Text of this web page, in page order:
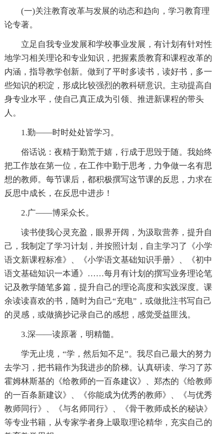
(一)关注教育改革与发展的动态和趋向，学习教育理
论专著。
立足自我专业发展和学校事业发展，有计划有针对性
地学习相关理论和专业知识，把握素质教育和课程改革的
内涵，指导教学创新。做到了平时多读书，读好书，多一
些知识的积淀，形成比较强烈的教科研意识。主动提高自
身专业水平，使自己真正成为引领、推进新课程的带头
人。
1.勤——时时处处皆学习。
俗话说：夜精于勤荒于嬉，行成于思毁于随。我始终
把工作放在第一位，在工作中勤于思考，力争做一名有思
想的教师。每节课后，都积极撰写这节课的反思，力求在
反思中成长，在反思中进步！
2.广——博采众长。
读书使我心灵充盈，眼界开阔，为汲取营养，提升自
己，我制定了学习计划，并按照计划，自主学习了《小学
语文新课程标准》、《小学语文基础知识手册》、《初中
语文基础知识一本通》……每月有计划的撰写业务理论笔
记及教学随笔多篇，提升自己的理论高度和实践深度。课
余读读喜欢的书，随时为自己“充电”，或做批注书写自己
的灵感，或做摘抄记录自己的感想，感觉受益匪浅。
3.深——读原著，明精髓。
学无止境，“学，然后知不足”。我尽自己最大的努力
去学习，把书籍作为我进步的阶梯。认真研读、学习了苏
霍姆林斯基的《给教师的一百条建议》、郑杰的《给教师
的一百条新建议》、《你能成为优秀的教师》、《与优秀
教师同行》、《与名师同行》、《骨干教师成长的秘诀》
等专业书籍，从专家学者身上吸取理论精华，充实自己的